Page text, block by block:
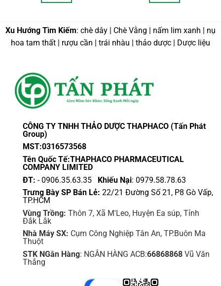
này
có
nhiều
chọn
thể
được
chọn
trang
phẩm
này
nhiều
thể
được
trang
phẩm
Xu Hướng Tìm Kiếm: chè dây | Chè Vằng | nấm lim xanh | nụ
hoa tam thất | rượu cần | trái nhàu | thảo dược | Dược liệu
CÔNG TY TNHH THẢO DƯỢC THAPHACO (Tấn Phát
Group)
MST:0316573568
Tên Quốc Tế:THAPHACO PHARMACEUTICAL
COMPANY LIMITED
ĐT: - 0906.35.63.35 Khiếu Nại: 0979.58.78.63
Trưng Bày SP Bán Lẻ: 22/21 Đường Số 21, P8 Gò Vấp,
TP.HCM
Vùng Trồng: Thôn 7, Xã M'Leo, Huyện Ea súp, Tỉnh
Đắk Lắk
Nhà Máy SX: Cụm Công Nghiệp Tân An, TP.Buôn Ma
Thuột
STK NGân Hàng: NGÂN HÀNG ACB:66868868Vũ Văn
Thắng